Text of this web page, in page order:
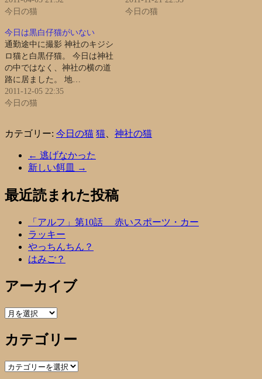
今日の猫
今日の猫
今日は黒白仔猫がいない
通勤途中に撮影 神社のキジシ
ロ猫と白黒仔猫。 今日は神社
の中ではなく、神社の横の道
路に居ました。 地…
2011-12-05 22:35
今日の猫
カテゴリー: 今日の猫 猫 神社の猫
← 逃げなかった
新しい餌皿
→
最近読まれた投稿
「アルフ」第10話 赤いスポーツ・カー
ラッキー
やっちんちん？
はみご？
アーカイブ
ア
カ
イ
ブ
カテゴリー
カ